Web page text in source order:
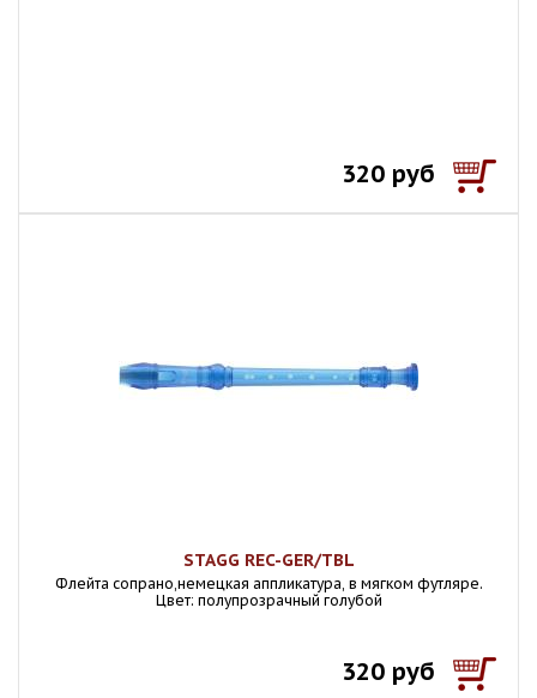
320 руб
STAGG REC-GER/TBL
Флейта сопрано,немецкая аппликатура, в мягком футляре.
Цвет: полупрозрачный голубой
320 руб